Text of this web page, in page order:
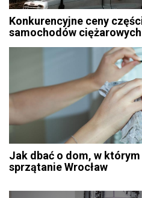
Konkurencyjne ceny
samochodów ciężarowych
Jak dbać o dom, w
sprzątanie Wrocław